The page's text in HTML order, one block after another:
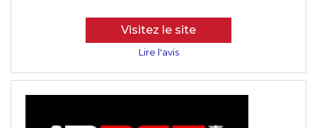
Visitez le site
Lire l'avis